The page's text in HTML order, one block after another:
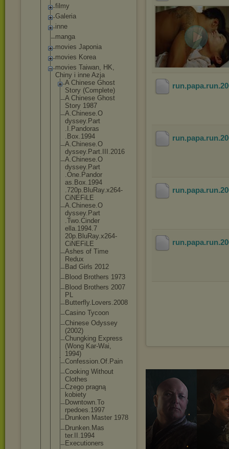
filmy
Galeria
inne
manga
movies Japonia
movies Korea
movies Taiwan, HK,
Chiny i inne Azja
A Chinese Ghost
Story (Complete)
A Chinese Ghost
Story 1987
A.Chinese.O
dyssey.Part
.I.Pandoras
.Box.1994
A.Chinese.O
dyssey.Part.III.2016
A.Chinese.O
dyssey.Part
.One.Pandor
as.Box.1994
.720p.BluRay.x264-
CiNE FiLE
A.Chinese.O
dyssey.Part
.Two.Cinder
ella.1994.7
20p.BluRay.x264-
CiNEFi LE
Ashes of Time
Redux
Bad Girls 2012
Blood Brothers 1973
Blood Brothers 2007
PL
Butterfly.Lovers.2008
Casino Tycoon
Chinese Odyssey
(2002)
Chungking Express
(Wong Kar-Wai,
1994)
Confession.Of.Pain
Cooking Without
Clothes
Czego pragną
kobiety
Downtown.To
rpedoes.1997
Drunken Master 1978
Drunken.Mas
ter.II.1994
Executioners